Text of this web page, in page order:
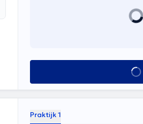
Alles
Praktijk 1